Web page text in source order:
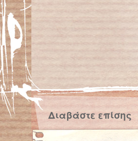
Διαβάστε επίσης